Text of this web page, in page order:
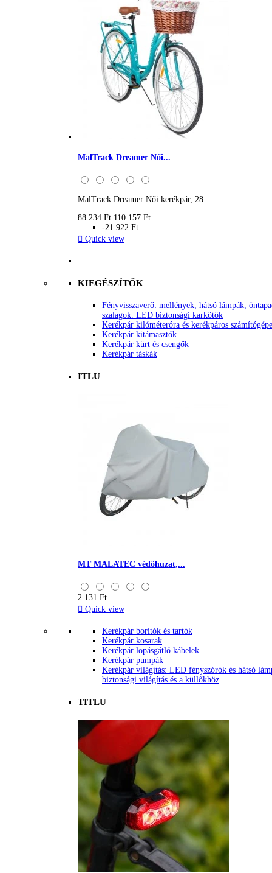
MalTrack Dreamer Női...
MalTrack Dreamer Női kerékpár, 28...
88 234 Ft 110 157 Ft
-21 922 Ft
 Quick view
KIEGÉSZÍTŐK
Fényvisszaverő: mellények, hátsó lámpák,
szalagok. LED biztonsági karkötők
Kerékpár kilóméteróra és kerékpáros
Kerékpár kitámasztók
Kerékpár kürt és csengők
Kerékpár táskák
ITLU
MT MALATEC védőhuzat,...
2 131 Ft
 Quick view
Kerékpár borítók és tartók
Kerékpár kosarak
Kerékpár lopásgátló kábelek
Kerékpár pumpák
Kerékpár világítás: LED fényszórók és hátsó
biztonsági világítás és a küllőkhöz
TITLU